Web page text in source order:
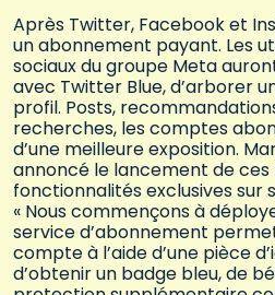
Après Twitter, Facebook et
un abonnement payant. Les
sociaux du groupe Meta
avec Twitter Blue, d’arborer
profil. Posts,
recherches, les comptes
d’une meilleure exposition.
annoncé le lancement de ces
fonctionnalités exclusives sur
« Nous commençons à
service d’abonnement
compte à l’aide d’une pièce
d’obtenir un badge bleu, de